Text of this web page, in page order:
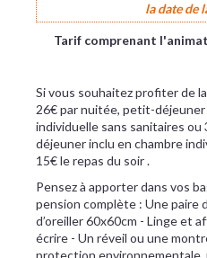
la date de
Tarif comprenant
Si vous souhaitez profiter de
26€ par nuitée, petit-déjeuner
individuelle sans sanitaires
déjeuner inclu en chambre
15€ le repas du soir .
Pensez à apporter dans vos
pension complète : Une paire
d’oreiller 60x60cm - Linge et
écrire - Un réveil ou une
protection